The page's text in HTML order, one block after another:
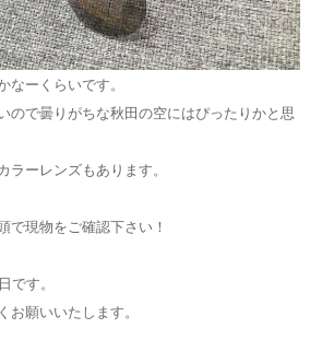
ーくらいです。
ので曇りがちな秋田の空にはぴったりかと思
ーレンズもあります。
で現物をご確認下さい！
です。
お願いいたします。